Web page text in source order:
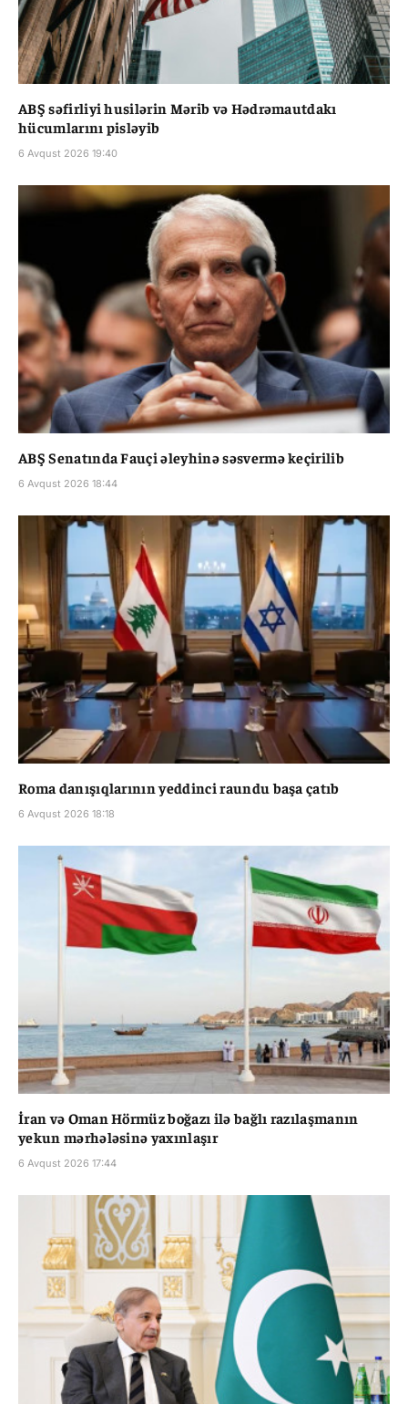
ABŞ səfirliyi husilərin Mərib və Hədrəmautdakı
hücumlarını pisləyib
6 Avqust 2026 19:40
ABŞ Senatında Fauçi əleyhinə səsvermə keçirilib
6 Avqust 2026 18:44
Roma danışıqlarının yeddinci raundu başa çatıb
6 Avqust 2026 18:18
İran və Oman Hörmüz boğazı ilə bağlı razılaşmanın
yekun mərhələsinə yaxınlaşır
6 Avqust 2026 17:44